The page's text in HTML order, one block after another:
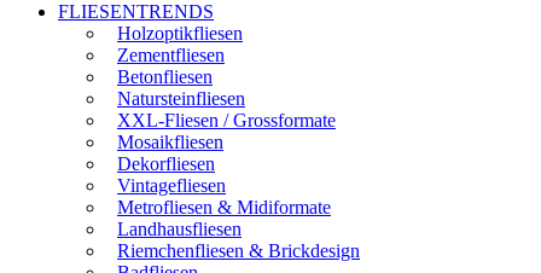
FLIESENTRENDS
Holzoptikfliesen
Zementfliesen
Betonfliesen
Natursteinfliesen
XXL-Fliesen / Grossformate
Mosaikfliesen
Dekorfliesen
Vintagefliesen
Metrofliesen & Midiformate
Landhausfliesen
Riemchenfliesen & Brickdesign